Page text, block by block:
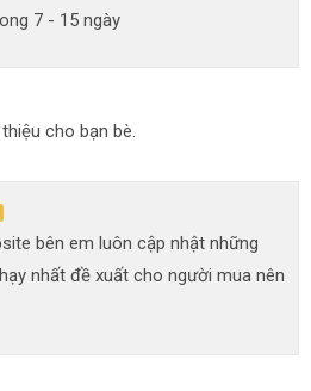
7 - 15 ngày
cho bạn bè.
bên em luôn cập nhật những
nhất đề xuất cho người mua nên